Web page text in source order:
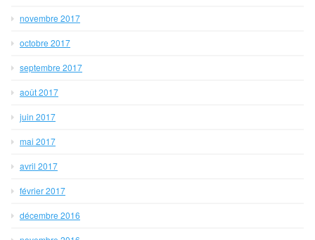
novembre 2017
octobre 2017
septembre 2017
août 2017
juin 2017
mai 2017
avril 2017
février 2017
décembre 2016